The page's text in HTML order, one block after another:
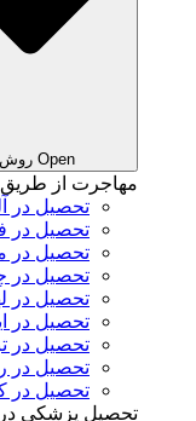
Open روش‌ها
مهاجرت از
تحصیل در
تحصیل در
تحصیل در
تحصیل در
تحصیل در
تحصیل در
تحصیل در
تحصیل در
تحصیل در
تحصیل پزشکی